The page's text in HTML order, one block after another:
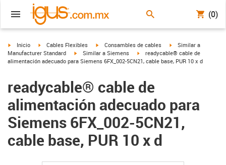
(0)
igus-icon-arrow-right
Inicio igus-icon-arrow-right
Cables Flexibles igus-icon-arrow-right
Consambles de cables igus-icon-arrow-right
Similar a
Manufacturer Standard
igus-icon-arrow-right
Similar a Siemens igus-icon-arrow-right
readycable® cable de
alimentación adecuado para Siemens 6FX_002-5CN21, cable base, PUR 10 x d
readycable® cable de
alimentación adecuado para
Siemens 6FX_002-5CN21,
cable base, PUR 10 x d